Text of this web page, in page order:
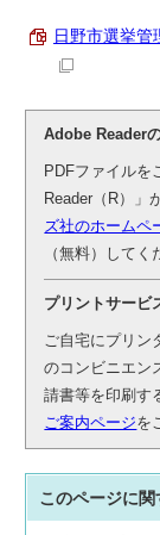
日野市選挙管
Adobe Reader
PDFファイルを
Reader（R）」
ズ社のホームペ
（無料）してく
プリントサービ
ご自宅にプリン
のコンビニエン
請書等を印刷す
ご案内ページを
このページに関